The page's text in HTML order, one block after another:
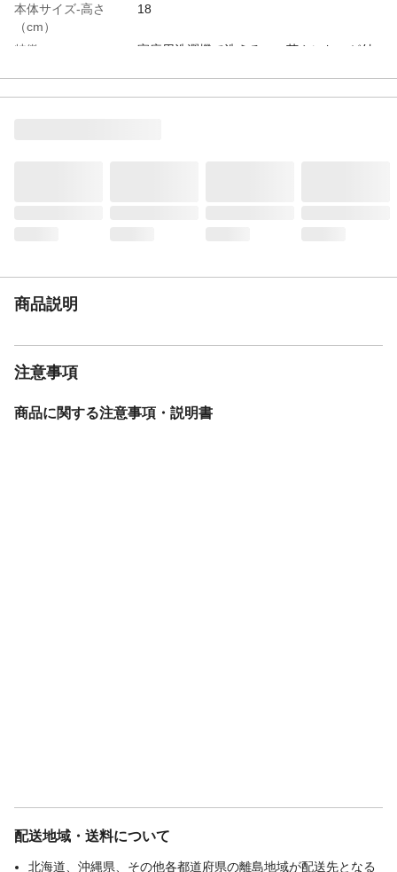
本体サイズ-高さ
（cm）
18
特徴
家庭用洗濯機で洗える。 菌やにおいが付
商品説明
注意事項
商品に関する注意事項・説明書
配送地域・送料について
北海道、沖縄県、その他各都道府県の離島地域が配送先となる